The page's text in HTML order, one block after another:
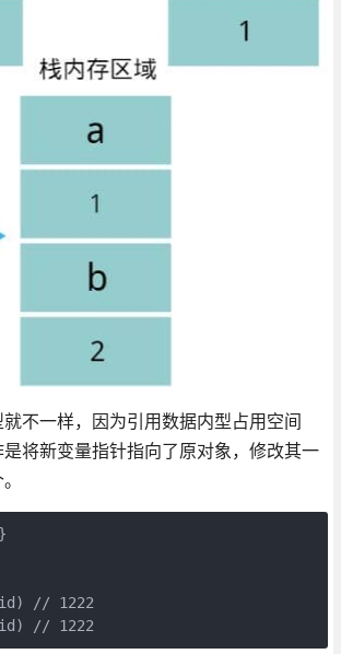
不一样，因为引用数据内型占用空间
将新变量指针指向了原对象，修改其一
// 1222
// 1222